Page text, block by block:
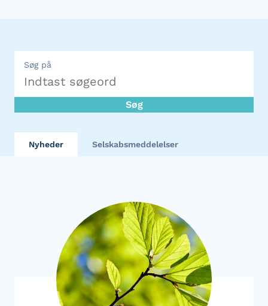
Søg på
Søg
Nyheder Selskabsmeddelelser